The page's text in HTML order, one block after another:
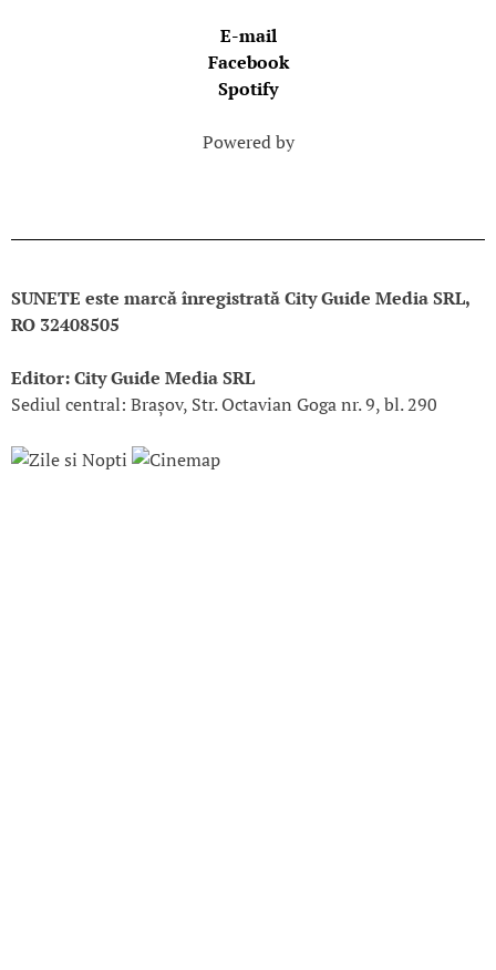
E-mail
Facebook
Spotify
Powered by
SUNETE este marcă înregistrată City Guide Media SRL,
RO 32408505
Editor: City Guide Media SRL
Sediul central: Brașov, Str. Octavian Goga nr. 9, bl. 290